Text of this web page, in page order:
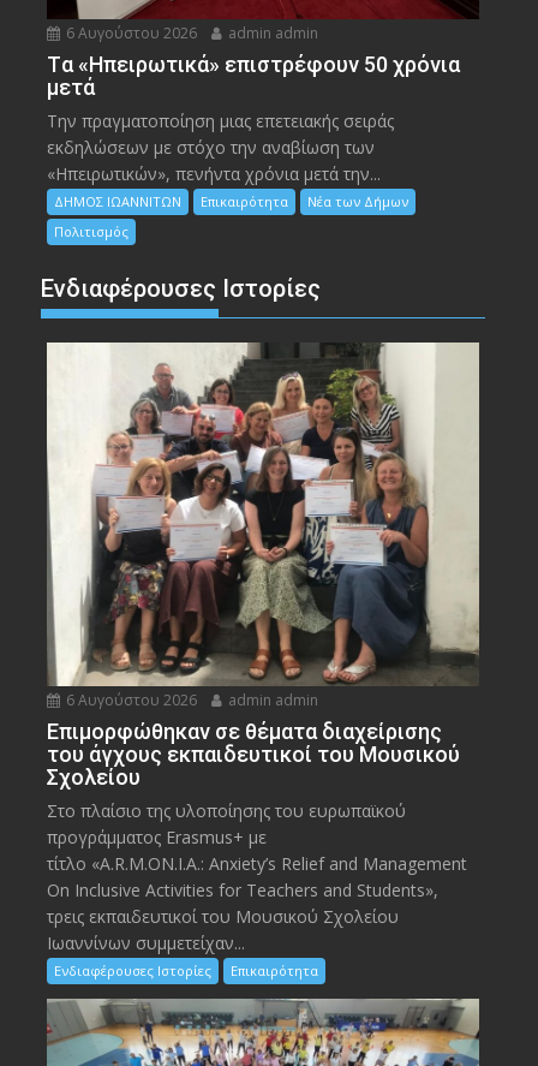
6 Αυγούστου 2026 admin admin
Tα «Ηπειρωτικά» επιστρέφουν 50 χρόνια
μετά
Την πραγματοποίηση μιας επετειακής σειράς
εκδηλώσεων με στόχο την αναβίωση των
«Ηπειρωτικών», πενήντα χρόνια μετά την...
ΔΗΜΟΣ ΙΩΑΝΝΙΤΩΝ Επικαιρότητα
Νέα των Δήμων
Πολιτισμός
Ενδιαφέρουσες Ιστορίες
6 Αυγούστου 2026 admin admin
Eπιμορφώθηκαν σε θέματα διαχείρισης
του άγχους εκπαιδευτικοί του Μουσικού
Σχολείου
Στο πλαίσιο της υλοποίησης του ευρωπαϊκού
προγράμματος Erasmus+ με
τίτλο «A.R.M.ON.I.A.: Anxiety’s Relief and Management
On Inclusive Activities for Teachers and Students»,
τρεις εκπαιδευτικοί του Μουσικού Σχολείου
Ιωαννίνων συμμετείχαν...
Ενδιαφέρουσες Ιστορίες Επικαιρότητα